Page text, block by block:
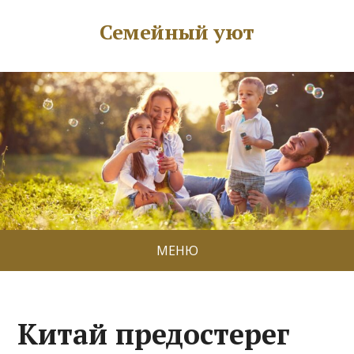
Семейный уют
МЕНЮ
Китай предостерег